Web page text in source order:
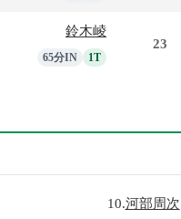
鈴木崚
65分IN 1T
23
10.河部周次